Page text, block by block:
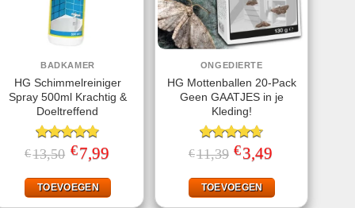
BADKAMER
HG Schimmelreiniger
Spray 500ml Krachtig &
Doeltreffend
Gewaardeerd
4.75 uit 5
€13,50 Oorspronkelijke
prijs
€13,50.
€7,99Huidige
€7,99.
TOEVOEGEN
ONGEDIERTE
HG Mottenballen 20-Pack
Geen GAATJES in je
Kleding!
Gewaardeerd
4.63uit 5
€11,39 Oorspronkelijke
prijs
€11,39.
€3,49
€3,49.
TOEVOEGEN